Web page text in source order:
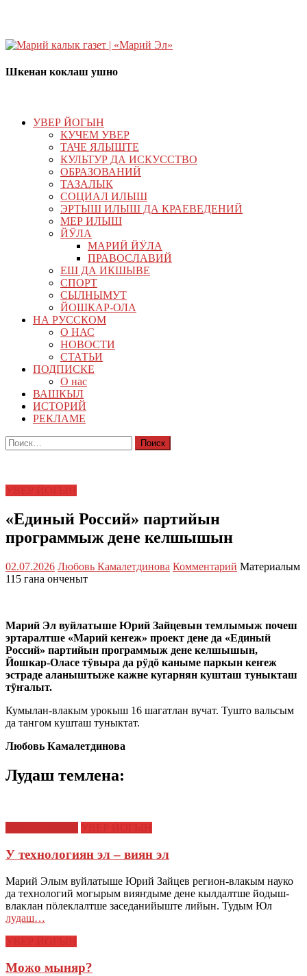
Шкенан коклаш ушно
УВЕР ЙОГЫН
КУЧЕМ УВЕР
ТАЧЕ ЯЛЫШТЕ
КУЛЬТУР ДА ИСКУССТВО
ОБРАЗОВАНИЙ
ТАЗАЛЫК
СОЦИАЛ ИЛЫШ
ЭРТЫШ ИЛЫШ ДА КРАЕВЕДЕНИЙ
МЕР ИЛЫШ
ЙӰЛА
МАРИЙ ЙӰЛА
ПРАВОСЛАВИЙ
ЕШ ДА ИКШЫВЕ
СПОРТ
СЫЛНЫМУТ
ЙОШКАР-ОЛА
НА РУССКОМ
О НАС
НОВОСТИ
СТАТЬИ
ПОДПИСКЕ
О нас
ВАШКЫЛ
ИСТОРИЙ
РЕКЛАМЕ
Найти:
«Единый Россий» партийын
программыж дене келшышын
02.07.2026 Любовь Камалетдинова Комментарий Материалым
115 гана онченыт
Марий Эл вуйлатыше Юрий Зайцевын темлымыж почеш
эртаралтше «Марий кеҥеж» проект дене да «Единый
Россий» партийын программыж дене келшышын,
Йошкар-Оласе тӱвыра да рӱдӧ каныме паркын кеҥеж
эстраде аланыштыже кажне кугарнян кушташ туныкташ
тӱҥалыт.
Кумылан-влакым урокыш 16 шагатлан вучат. Тушто вальсым
да тангом кушташ туныктат.
Любовь Камалетдинова
Лудаш темлена:
У технологиян эл – виян эл
Марий Элым вуйлатыше Юрий Зайцев регион-влакым науко
да технологий могырым вияҥдыме дене кылдалтше йодыш-
влаклан пӧлеклалтше заседанийыште лийын. Тудым Юл
лудаш…
Можо мыняр?